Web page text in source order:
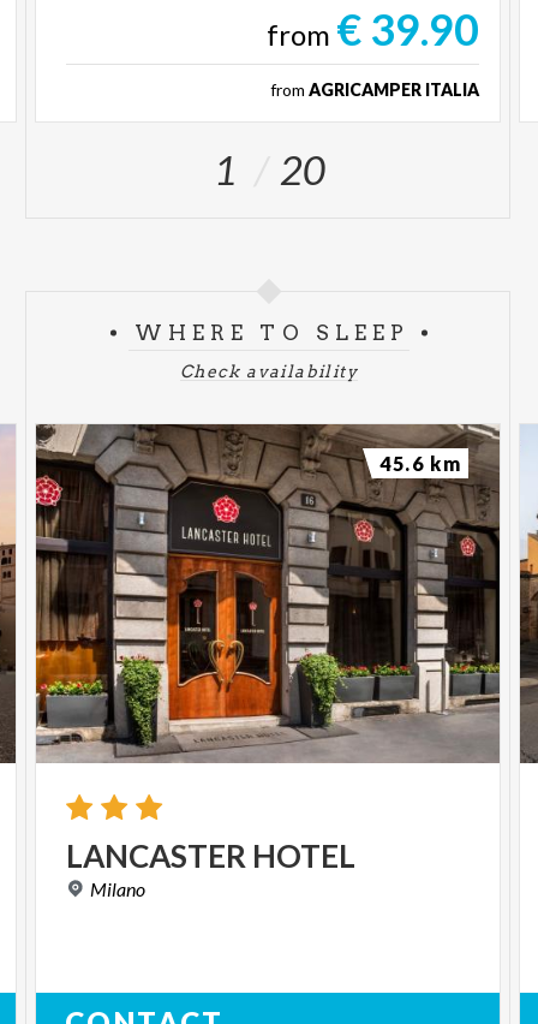
from € 39.90
from AGRICAMPER ITALIA
1 20
WHERE TO SLEEP
Check availability
LANCASTER HOTEL
Milano
45.6 km